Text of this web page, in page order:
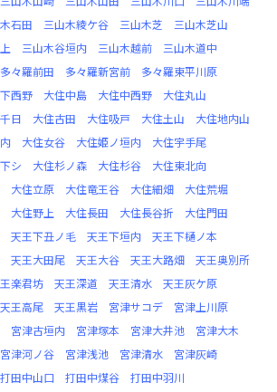
石田 三山木綾ケ谷 三山木芝
三山木芝山
三山木谷垣内 三山木越前
三山木道中
多々羅前田 多々羅新宮前
多々羅東平川原
西野 大住中島 大住中西野
大住丸山
日 大住古田 大住吸戸 大住土山
大住地内山
大住女谷 大住姫ノ垣内
大住宇手尾
シ 大住杉ノ森 大住杉谷
大住東北向
大住立原 大住竜王谷 大住細畑
大住荒堀
大住野上 大住長田 大住長谷折
大住門田
天王下丑ノ毛 天王下垣内
天王下樋ノ本
天王大田尾 天王大谷 天王大路畑
天王奥別所
楽君坊 天王深道 天王清水
天王灰ケ原
天王高尾 天王黒岩 宮津サコデ
宮津上川原
宮津古垣内 宮津塚本 宮津大井池
宮津大木
宮津河ノ谷 宮津浅池 宮津清水
宮津灰崎
打田中山口 打田中煤谷
打田中羽川